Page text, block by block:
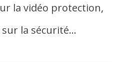
la vidéo protection,
la sécurité…